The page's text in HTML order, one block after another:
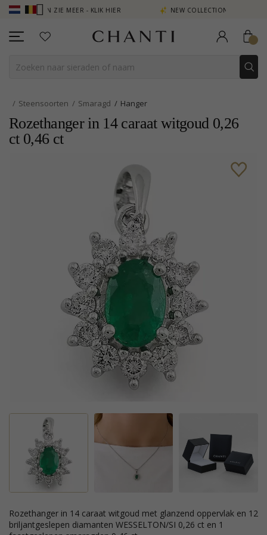
ZIE MEER - KLIK HIER NEW COLLECTION | AURA
Steensoorten Smaragd Hanger
Rozethanger in 14 caraat witgoud 0,26
ct 0,46 ct
rozethanger in 14 caraat witgoud met glanzend oppervlak en 12
briljantgeslepen diamanten WESSELTON/SI 0,26 ct en 1